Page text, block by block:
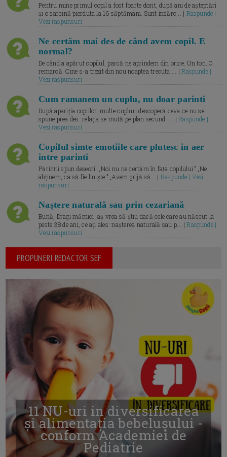
Pentru mine primul copil a fost foarte dorit, după ani de așteptări
și o sarcină pierduta la 16 săptămâni. Sunt însărc... | Raspunde |
Vezi raspunsuri
Ne certăm mai des de când avem copil. E
normal?
De când a apărut copilul, parcă ne aprindem din orice. Un ton. O
remarcă. Cine s-a trezit din nou noaptea trecuta.... |Raspunde |
Vezi raspunsuri
Cum ramanem un cuplu, nu doar parinti
După apariția copiilor, multe cupluri descoperă ceva ce nu se
spune prea des: relația se mută pe plan secund. ... |Raspunde |
Vezi raspunsuri
Copilul simte emotiile care plutesc in aer
intre parinti
Părinții spun deseori: „Noi nu ne certăm în fața copilului.” „Ne
abținem, ca să fie liniște.” „Avem grijă să... | Raspunde | Vezi
raspunsuri
Naștere naturală sau prin cezariană
Bună, Dragi mămici, aș vrea să știu dacă cele care au născut la
peste 38 de ani, ce ați ales: nașterea naturală sau p... |Raspunde |
Vezi raspunsuri
PROPUNERI REDACTOR SEF
11 NU-uri in diversificarea
și alimentația bebelușului -
conform Academiei de
Pediatrie